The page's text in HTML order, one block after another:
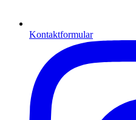
Kontaktformular